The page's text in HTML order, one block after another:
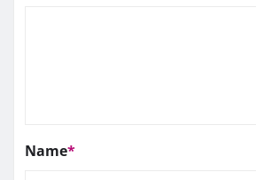
Name*